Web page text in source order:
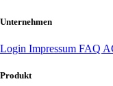
Unternehmen
Login Impressum FAQ
Produkt